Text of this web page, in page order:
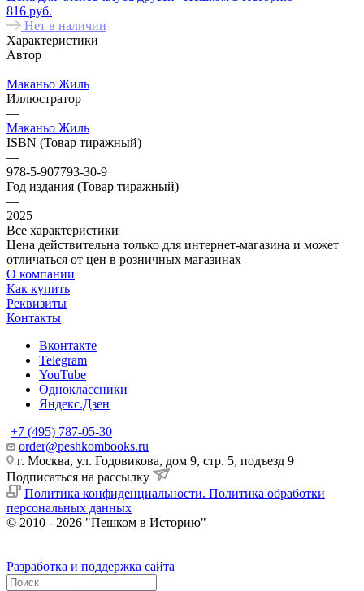
816 руб.
Нет в наличии
Характеристики
Автор
—
Маканьо Жиль
Иллюстратор
—
Маканьо Жиль
ISBN (Товар тиражный)
—
978-5-907793-30-9
Год издания (Товар тиражный)
—
2025
Все характеристики
Цена действительна только для интернет-магазина и может
отличаться от цен в розничных магазинах
О компании
Как купить
Реквизиты
Контакты
Вконтакте
Telegram
YouTube
Одноклассники
Яндекс.Дзен
+7 (495) 787-05-30
order@peshkombooks.ru
г. Москва, ул. Годовикова, дом 9, стр. 5, подъезд 9
Подписаться на рассылку
Политика конфиденциальности. Политика обработки
персональных данных
© 2010 - 2026 "Пешком в Историю"
Разработка и поддержка сайта